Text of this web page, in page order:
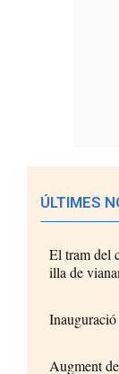
ÚLTIMES
El tram del
illa de
Inauguració
Augment